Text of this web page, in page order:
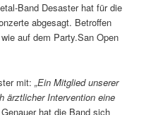
Band Desaster hat für die
abgesagt. Betroffen
auf dem Party.San Open
mit:„Ein Mitglied unserer
ärztlicher Intervention eine
hat die Band sich